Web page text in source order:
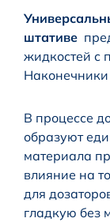
штативе
жидкостей с
Наконечники
В процессе
образуют
материала
влияние на
для
гладкую без